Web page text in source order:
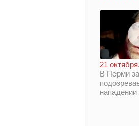
21 октября.
В Перми